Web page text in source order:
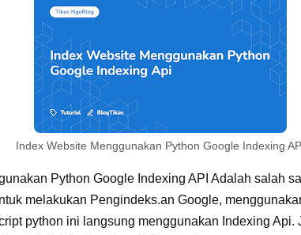
Index Website Menggunakan Python Google Indexing
Python Google Indexing API Adalah salah
melakukan Pengindeks.an Google,
python ini langsung menggunakan Indexing Api.